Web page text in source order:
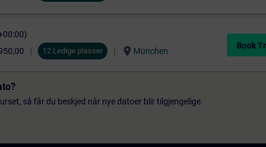
12 Ledige plasser location_on München
Book
så får du beskjed når nye datoer blir tilgjengelige.